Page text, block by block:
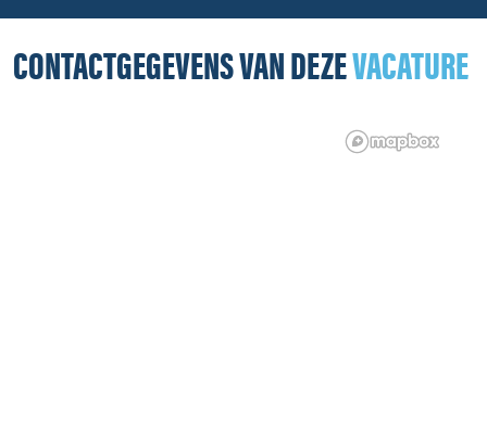
CONTACTGEGEVENS VAN DEZEVACATURE